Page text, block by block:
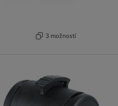
3 možností